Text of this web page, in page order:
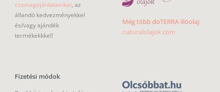
csomagajánlatainkat, az
állandó kedvezményekkel
és/vagy ajándék
termékekkkel!
Fizetési módok
Még több doTERRA illóolaj:
naturalolajok.com